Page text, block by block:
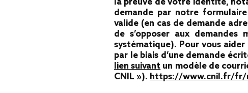
la preuve de votre identité,
demande par notre
valide (en cas de demande
de s’opposer aux
systématique). Pour vous
par le biais d’une demande
lien suivant un modèle de
CNIL »). https://www.cnil.fr/fr/